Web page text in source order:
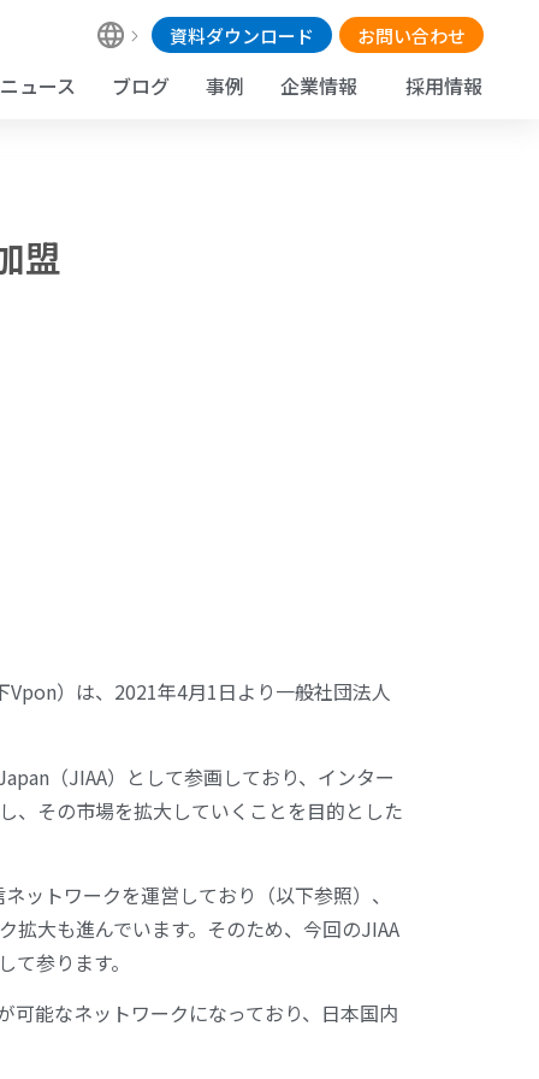
資料ダウンロード お問い合わせ
ニュース ブログ 事例 企業情報 採用情報
盟
）は、2021年4月1日より一般社団法人
（JIAA）として参画しており、インター
、その市場を拡大していくことを目的とした
ットワークを運営しており（以下参照）、
拡大も進んでいます。そのため、今回のJIAA
参ります。
能なネットワークになっており、日本国内